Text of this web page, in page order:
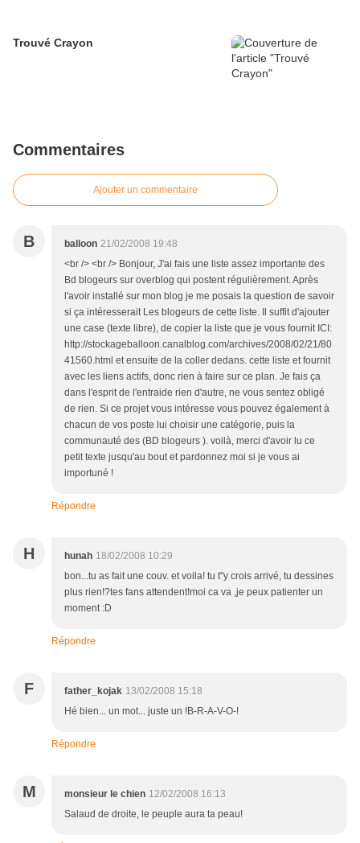
Trouvé Crayon
Commentaires
Ajouter un commentaire
B balloon 21/02/2008 19:48
<br /> <br /> Bonjour, J'ai fais une liste assez importante des
Bd blogeurs sur overblog qui postent régulièrement. Après
l'avoir installé sur mon blog je me posais la question de savoir
si ça intéresserait Les blogeurs de cette liste. Il suffit d'ajouter
une case (texte libre), de copier la liste que je vous fournit ICI:
http://stockageballoon.canalblog.com/archives/2008/02/21/80
41560.html et ensuite de la coller dedans. cette liste et fournit
avec les liens actifs, donc rien à faire sur ce plan. Je fais ça
dans l'esprit de l'entraide rien d'autre, ne vous sentez obligé
de rien. Si ce projet vous intéresse vous pouvez également à
chacun de vos poste lui choisir une catégorie, puis la
communauté des (BD blogeurs ). voilà, merci d'avoir lu ce
petit texte jusqu'au bout et pardonnez moi si je vous ai
importuné !
Répondre
H hunah 18/02/2008 10:29
bon...tu as fait une couv. et voila! tu t"y crois arrivé, tu dessines
plus rien!?tes fans attendent!moi ca va ,je peux patienter un
moment :D
Répondre
F father_kojak 13/02/2008 15:18
Hé bien... un mot... juste un !B-R-A-V-O-!
Répondre
M monsieur le chien 12/02/2008 16:13
Salaud de droite, le peuple aura ta peau!